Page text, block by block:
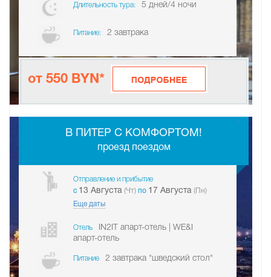
Длительность тура: 5 дней/4 ночи
Питание: 2 завтрака
от 550 BYN*
В ПИТЕР С КОМФОРТОМ!
проезд поездом
Отправление и прибытие
c 13 Августа (Чт) по 17 Августа (Пн)
Еще даты
Отель
IN2IT апарт-отель | WE&I
апарт-отель
Питание 2 завтрака "шведский стол"
-